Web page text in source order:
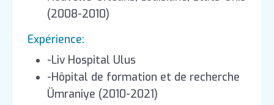
(2008-2010)
Expérience:
-Liv Hospital Ulus
-Hôpital de formation et de recherche
Ümraniye (2010-2021)